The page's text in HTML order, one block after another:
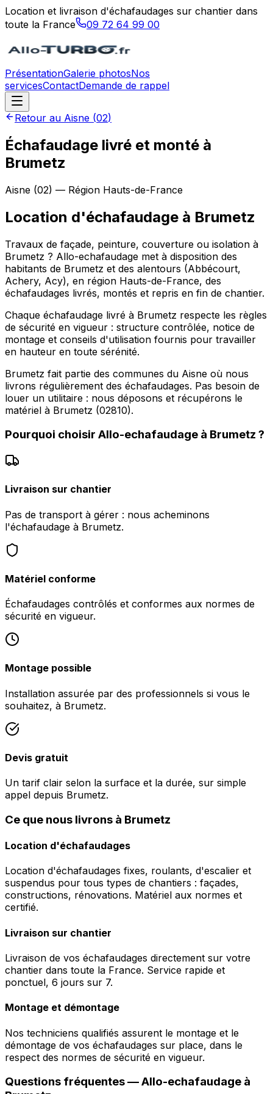
Location et livraison d'échafaudages sur chantier dans
toute la France
09 72 64 99 00
PrésentationGalerie photosNos
servicesContactDemande de rappel
Retour au Aisne (02)
Échafaudage livré et monté à
Brumetz
Aisne (02) — Région Hauts-de-France
Location d'échafaudage à Brumetz
Travaux de façade, peinture, couverture ou isolation à
Brumetz ? Allo-echafaudage met à disposition des
habitants de Brumetz et des alentours (Abbécourt,
Achery, Acy), en région Hauts-de-France, des
échafaudages livrés, montés et repris en fin de chantier.
Chaque échafaudage livré à Brumetz respecte les règles
de sécurité en vigueur : structure contrôlée, notice de
montage et conseils d'utilisation fournis pour travailler
en hauteur en toute sérénité.
Brumetz fait partie des communes du Aisne où nous
livrons régulièrement des échafaudages. Pas besoin de
louer un utilitaire : nous déposons et récupérons le
matériel à Brumetz (02810).
Pourquoi choisir Allo-echafaudage à Brumetz ?
Livraison sur chantier
Pas de transport à gérer : nous acheminons
l'échafaudage à Brumetz.
Matériel conforme
Échafaudages contrôlés et conformes aux normes de
sécurité en vigueur.
Montage possible
Installation assurée par des professionnels si vous le
souhaitez, à Brumetz.
Devis gratuit
Un tarif clair selon la surface et la durée, sur simple
appel depuis Brumetz.
Ce que nous livrons à Brumetz
Location d'échafaudages
Location d'échafaudages fixes, roulants, d'escalier et
suspendus pour tous types de chantiers : façades,
constructions, rénovations. Matériel aux normes et
certifié.
Livraison sur chantier
Livraison de vos échafaudages directement sur votre
chantier dans toute la France. Service rapide et
ponctuel, 6 jours sur 7.
Montage et démontage
Nos techniciens qualifiés assurent le montage et le
démontage de vos échafaudages sur place, dans le
respect des normes de sécurité en vigueur.
Questions fréquentes —Allo-echafaudage à